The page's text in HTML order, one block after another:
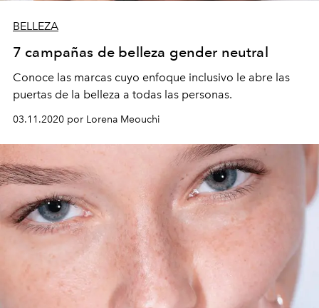
BELLEZA
7 campañas de belleza gender neutral
Conoce las marcas cuyo enfoque inclusivo le abre las
puertas de la belleza a todas las personas.
03.11.2020 por Lorena Meouchi